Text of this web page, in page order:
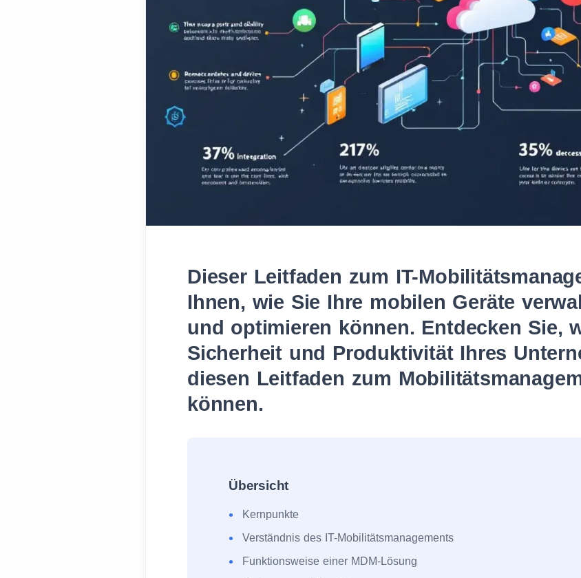
Dieser Leitfaden zum IT-
Ihnen, wie Sie Ihre mobilen Geräte
und optimieren können. Entdecken Sie,
Sicherheit und Produktivität Ihres
diesen Leitfaden zum
können.
Übersicht
Kernpunkte
Verständnis des IT-Mobilitätsmanagements
Funktionsweise einer MDM-Lösung